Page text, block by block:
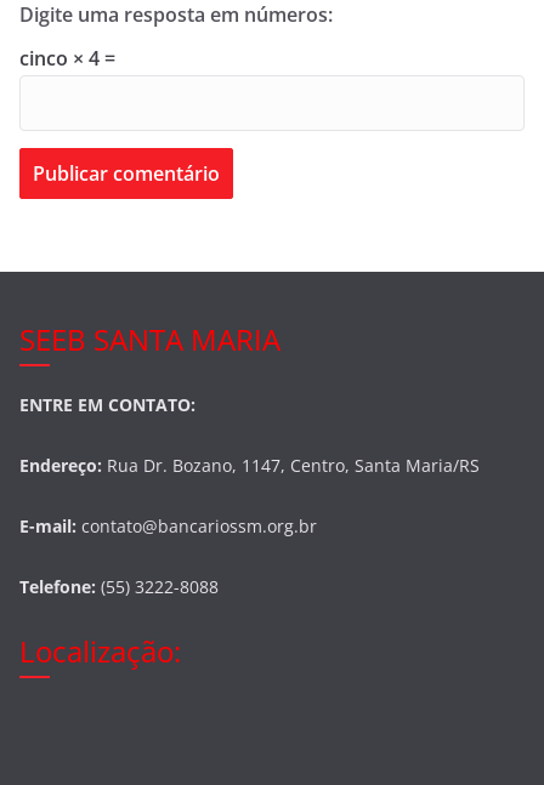
Digite uma resposta em números:
cinco × 4 =
SEEB SANTA MARIA
ENTRE EM CONTATO:
Endereço: Rua Dr. Bozano, 1147, Centro, Santa Maria/RS
E-mail: contato@bancariossm.org.br
Telefone: (55) 3222-8088
Localização: